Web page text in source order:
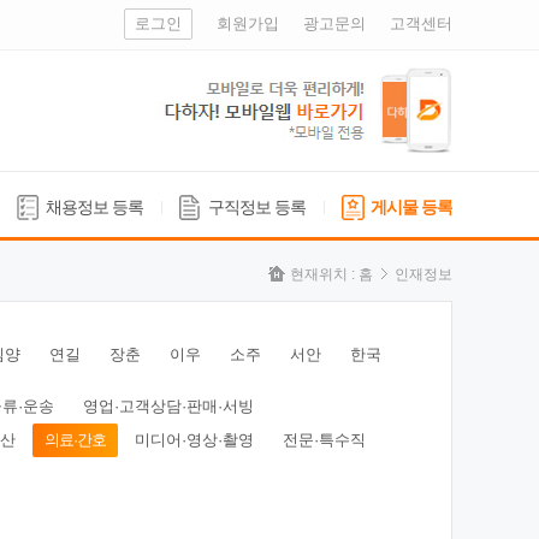
로그인 회원가입 광고문의 고객센터
채용정보 등록 구직정보 등록 게시물 등록
현재위치 : 홈 인재정보
양 연길 장춘 이우 소주 서안 한국
·운송
영업·고객상담·판매·서빙
의료·간호 미디어·영상·촬영 전문·특수직